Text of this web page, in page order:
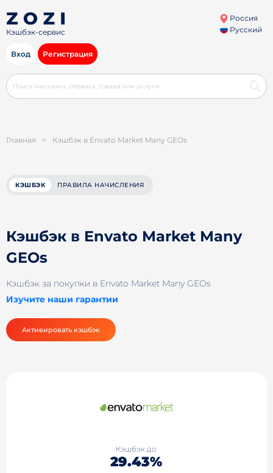
Кэшбэк-сервис
Россия
Русский
Вход Регистрация
Главная > Кэшбэк в Envato Market Many GEOs
КЭШБЭК ПРАВИЛА НАЧИСЛЕНИЯ
Кэшбэк в Envato Market Many
GEOs
Кэшбэк за покупки в Envato Market Many GEOs
Изучите наши гарантии
Активировать кэшбэк
Кэшбэк до
29.43%